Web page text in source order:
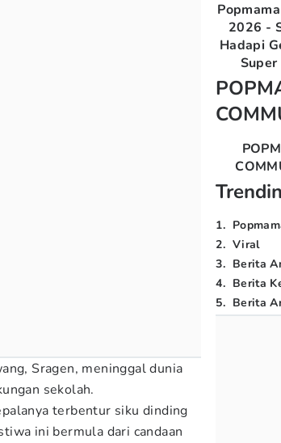
Sragen, meninggal dunia
sekolah.
terbentur siku dinding
ini bermula dari candaan
2026 -
Hadapi
1.
2. Viral
3. Berita
4. Berita
5. Berita